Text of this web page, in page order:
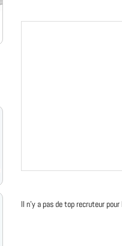
Il n'y a pas de top recruteur